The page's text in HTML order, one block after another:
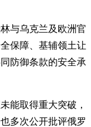
与乌克兰及欧洲官
保障、基辅领土让
防御条款的安全承
能取得重大突破，
多次公开批评俄罗